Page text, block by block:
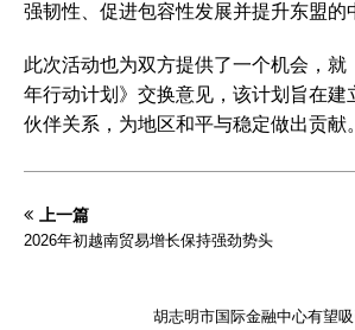
强韧性、促进包容性发展并提升东盟的
此次活动也为双方提供了一个机会，就
年行动计划》交换意见，该计划旨在建
伙伴关系，为地区和平与稳定做出贡献。
上一篇
2026年初越南贸易增长保持强劲势头
胡志明市国际金融中心有望